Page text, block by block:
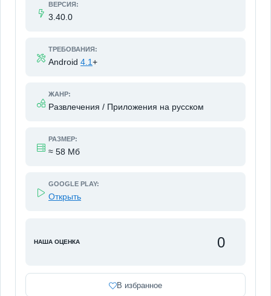
ВЕРСИЯ:
3.40.0
ТРЕБОВАНИЯ:
Android 4.1+
ЖАНР:
Развлечения / Приложения на русском
РАЗМЕР:
≈ 58 Мб
GOOGLE PLAY:
Открыть
НАША ОЦЕНКА 0
В избранное